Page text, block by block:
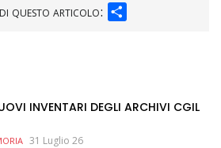
questo articolo:
INVENTARI DEGLI ARCHIVI CGIL
31 Luglio 26